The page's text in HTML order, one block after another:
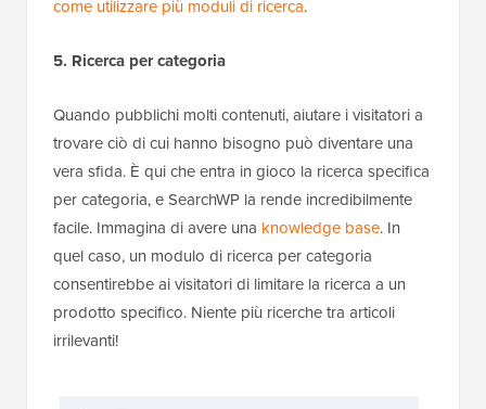
come utilizzare più moduli di ricerca.
5. Ricerca per categoria
Quando pubblichi molti contenuti, aiutare i visitatori a
trovare ciò di cui hanno bisogno può diventare una
vera sfida. È qui che entra in gioco la ricerca specifica
per categoria, e SearchWP la rende incredibilmente
facile. Immagina di avere una knowledge base. In
quel caso, un modulo di ricerca per categoria
consentirebbe ai visitatori di limitare la ricerca a un
prodotto specifico. Niente più ricerche tra articoli
irrilevanti!